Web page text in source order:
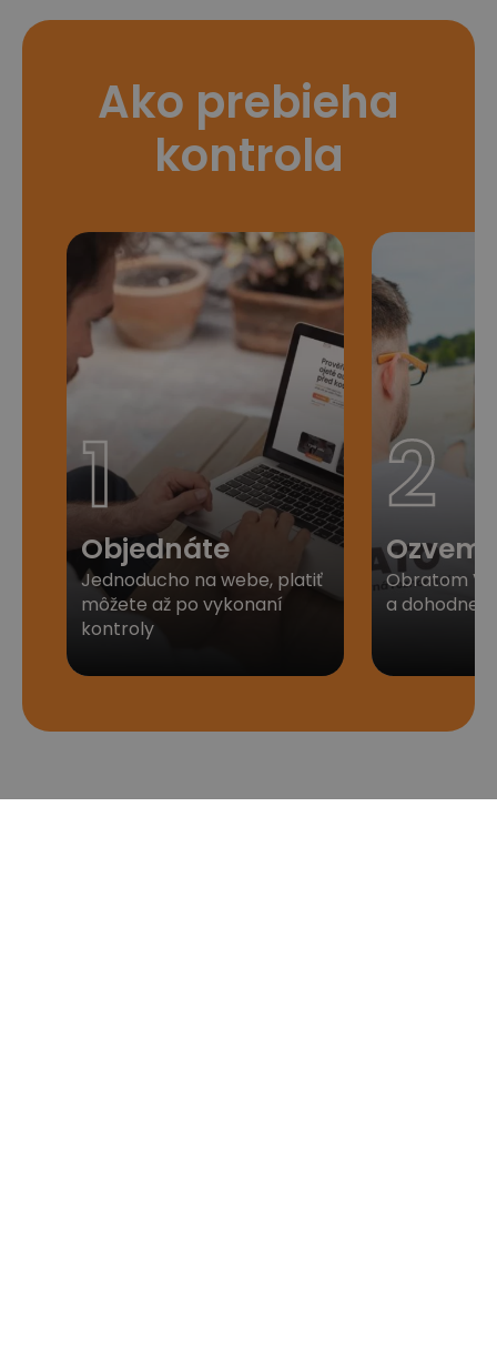
Ako prebieha
kontrola
1
Objednáte
Jednoducho na webe, platiť
môžete až po vykonaní
kontroly
2
Obratom
a